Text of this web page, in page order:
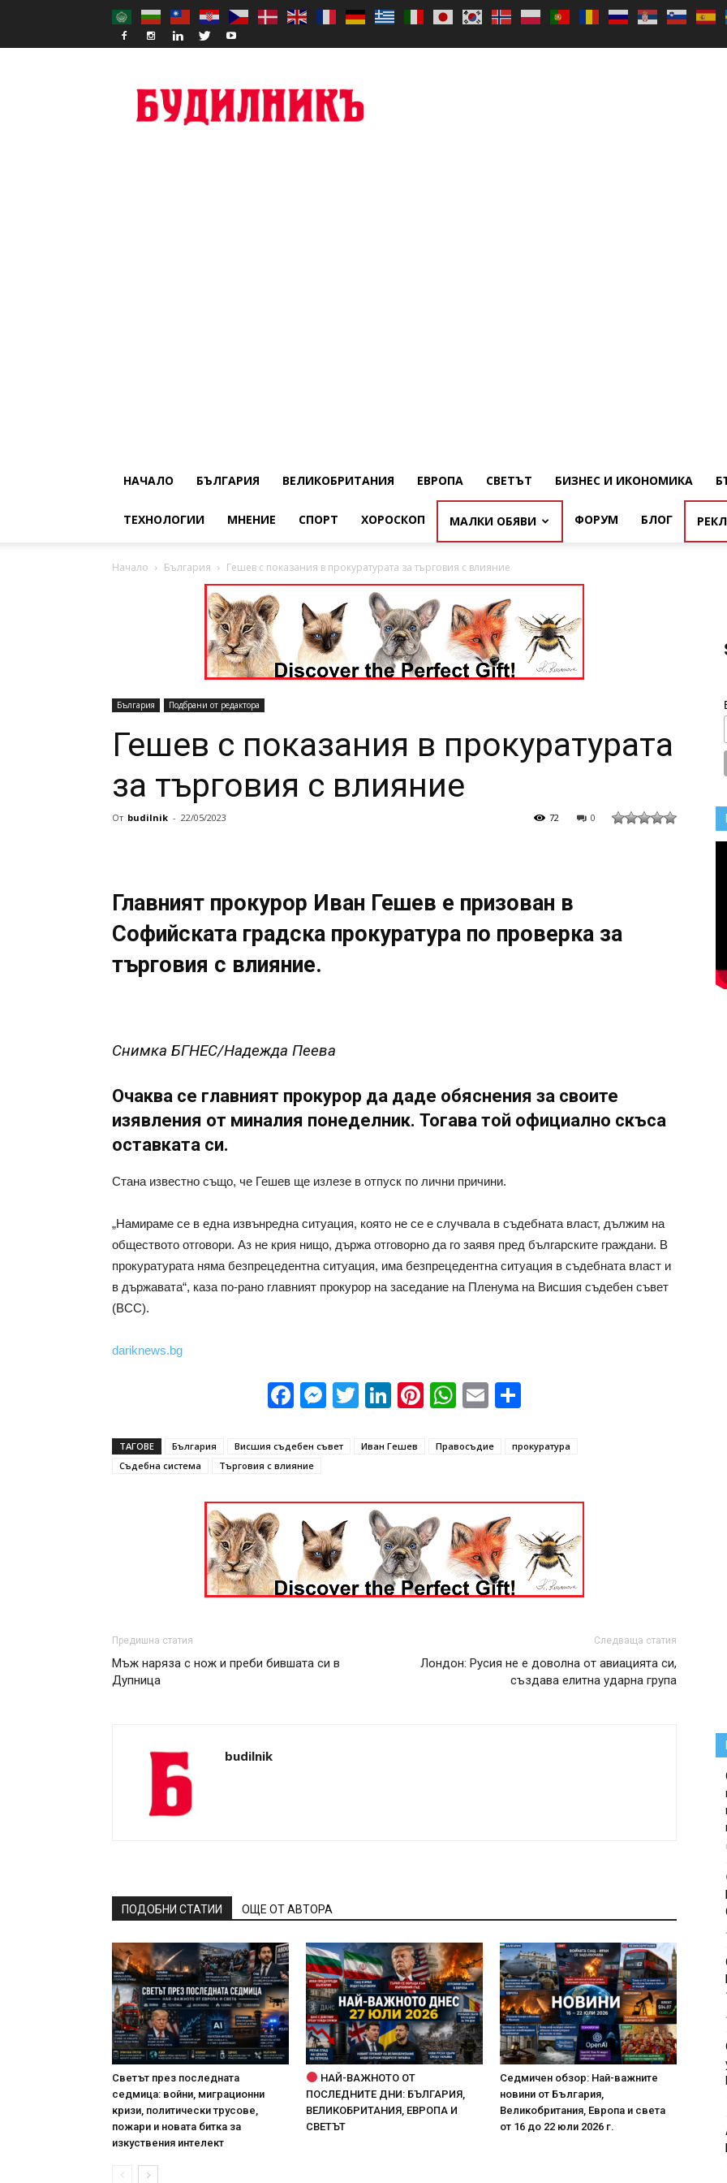
НАЧАЛО БЪЛГАРИЯ ВЕЛИКОБРИТАНИЯ ЕВРОПА СВЕТЪТ БИЗНЕС И ИКОНОМИКА
ТЕХНОЛОГИИ МНЕНИЕ СПОРТ ХОРОСКОП МАЛКИ ОБЯВИ ФОРУМ БЛОГ
Начало България Гешев с показания в прокуратурата за търговия с влияние
България Подбрани от редактора
Гешев с показания в прокуратурата
за търговия с влияние
От budilnik - 22/05/2023 0
72
Главният прокурор Иван Гешев е призован в
Софийската градска прокуратура по проверка за
търговия с влияние.
Снимка БГНЕС/Надежда Пеева
Очаква се главният прокурор да даде обяснения за своите
изявления от миналия понеделник. Тогава той официално скъса
оставката си.
Стана известно също, че Гешев ще излезе в отпуск по лични причини.
„Намираме се в една извънредна ситуация, която не се е случвала в съдебната власт, дължим на
обществото отговори. Аз не крия нищо, държа отговорно да го заявя пред българските граждани. В
прокуратурата няма безпрецедентна ситуация, има безпрецедентна ситуация в съдебната власт и
в държавата“, каза по-рано главният прокурор на заседание на Пленума на Висшия съдебен съвет
(ВСС).
dariknews.bg
Facebook
Messenger
Twitter
LinkedIn
Pinterest
WhatsApp
Email
ТАГОВЕ България Висшия съдебен съвет Иван Гешев Правосъдие
прокуратура
Съдебна система
Търговия с влияние
Предишна статия
Мъж наряза с нож и преби бившата си в
Дупница
Следваща статия
Лондон: Русия не е доволна от авиацията си,
създава елитна ударна група
budilnik
ПОДОБНИ СТАТИИ ОЩЕ ОТ АВТОРА
Светът през последната
седмица: войни, миграционни
кризи, политически трусове,
пожари и новата битка за
изкуствения интелект
НАЙ-ВАЖНОТО ОТ
ПОСЛЕДНИТЕ ДНИ: БЪЛГАРИЯ,
ВЕЛИКОБРИТАНИЯ, ЕВРОПА И
СВЕТЪТ
Седмичен обзор: Най-важните
новини от България,
Великобритания, Европа и света
от 16 до 22 юли 2026 г.